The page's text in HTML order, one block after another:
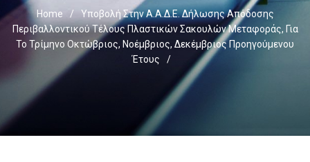
Home /
Υποβολή Στην Α.Α.Δ.Ε. Δήλωσης Απόδοσης
Περιβαλλοντικού Τέλους Πλαστικών Σακουλών Μεταφοράς, Για
Το Τρίμηνο Οκτώβριος, Νοέμβριος, Δεκέμβριος Προηγούμενου
Έτους
/